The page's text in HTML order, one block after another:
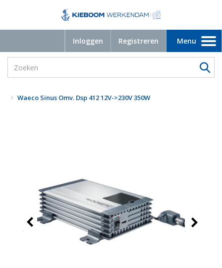
Inloggen Registreren
Toggle
navigation
Menu
Waeco Sinus Omv. Dsp 412 12V->230V 350W